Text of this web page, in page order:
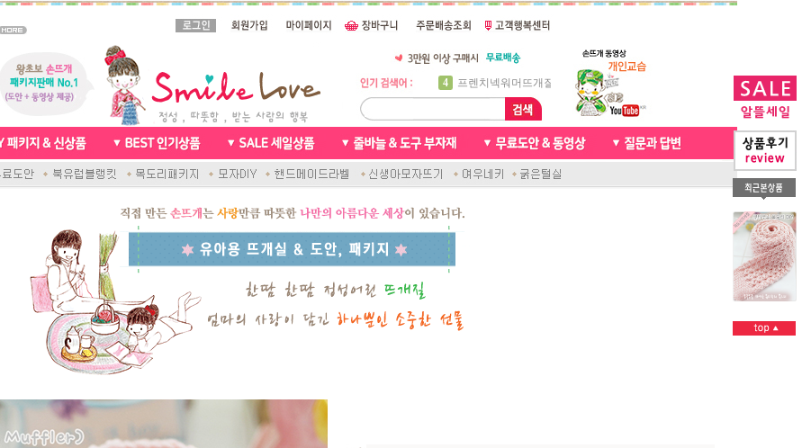
5
비니방울모자 동영상
6
꽈배기목도리
7
천연가죽 핸드메이드라벨
8
신생아모자뜨기
10
손뜨개인형
1
자라무늬 목도리뜨기
2
브라이언 꽈배기목도리